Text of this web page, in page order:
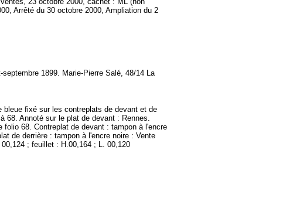
Arrêté du 30 octobre 2000, Ampliation du 2
1899. Marie-Pierre Salé, 48/14 La
fixé sur les contreplats de devant et de
68. Annoté sur le plat de devant : Rennes.
68. Contreplat de devant : tampon à l'encre
de derrière : tampon à l'encre noire : Vente
; feuillet : H.00,164 ; L. 00,120